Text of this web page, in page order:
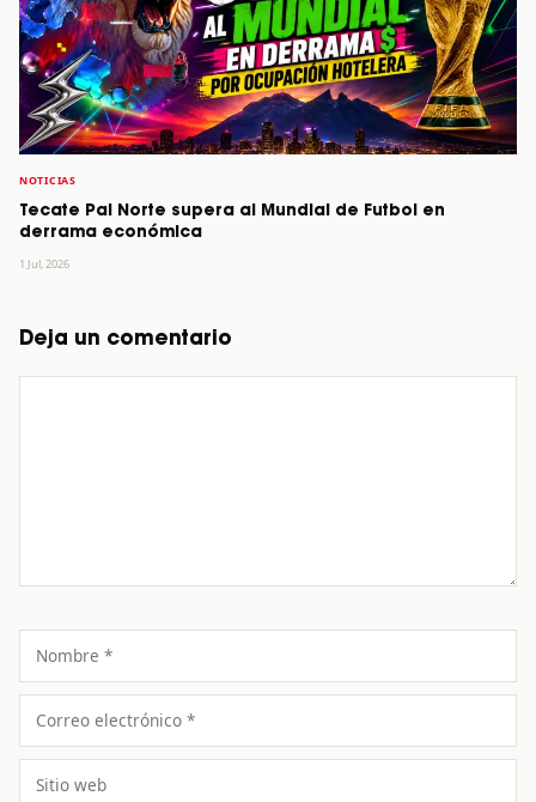
NOTICIAS
Tecate Pal Norte supera al Mundial de Futbol en
derrama económica
1 Jul, 2026
Deja un comentario
Comentario
Nombre
Correo
electrónico
Sitio